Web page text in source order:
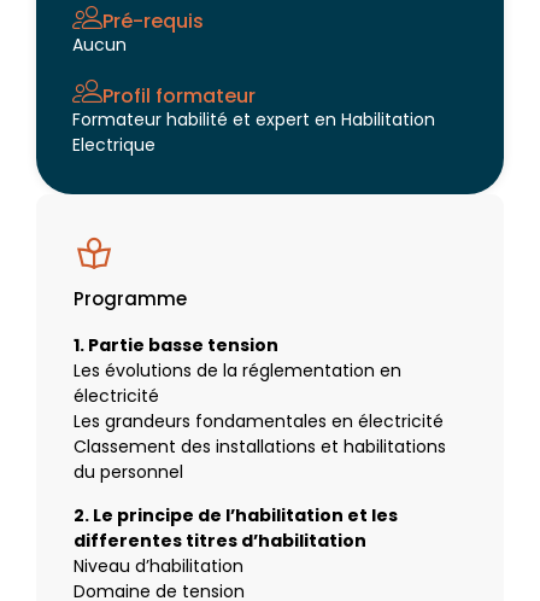
Pré-requis
Aucun
Profil formateur
Formateur habilité et expert en Habilitation
Electrique
Programme
1. Partie basse tension
Les évolutions de la réglementation en
électricité
Les grandeurs fondamentales en électricité
Classement des installations et habilitations
du personnel
2. Le principe de l’habilitation et les
differentes titres d’habilitation
Niveau d’habilitation
Domaine de tension